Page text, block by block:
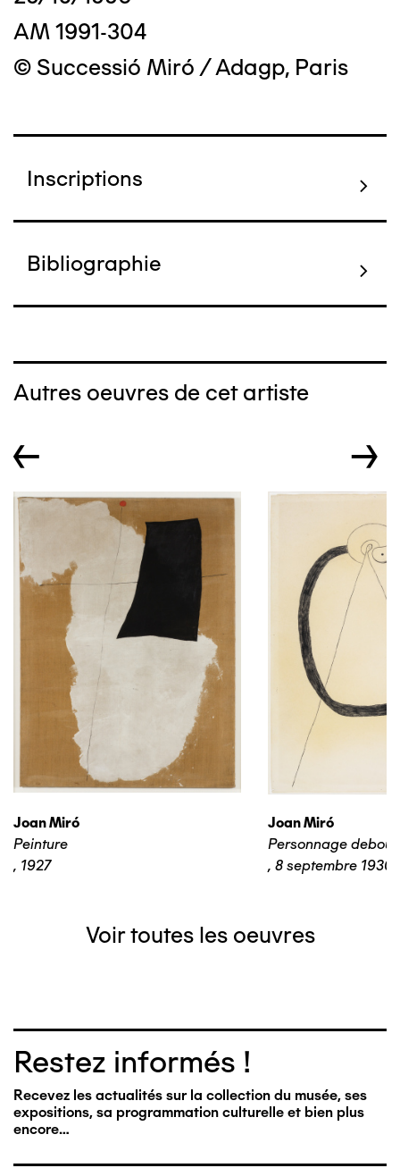
AM 1991-304
© Successió Miró / Adagp, Paris
Inscriptions
Bibliographie
Autres oeuvres de cet artiste
← →
Joan Miró
Peinture
, 1927
Joan Miró
Personnage debout
, 8 septembre 1930
Voir toutes les oeuvres
Restez informés !
Recevez les actualités sur la collection du musée, ses
expositions, sa programmation culturelle et bien plus
encore…